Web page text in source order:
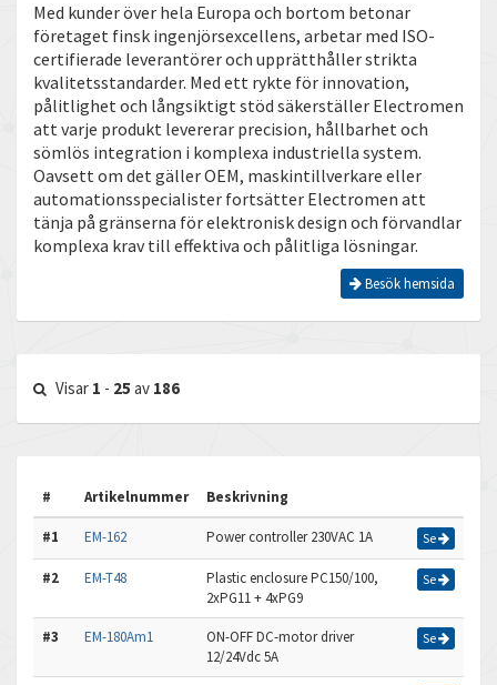
Med kunder över hela Europa och bortom betonar
företaget finsk ingenjörsexcellens, arbetar med ISO-
certifierade leverantörer och upprätthåller strikta
kvalitetsstandarder. Med ett rykte för innovation,
pålitlighet och långsiktigt stöd säkerställer Electromen
att varje produkt levererar precision, hållbarhet och
sömlös integration i komplexa industriella system.
Oavsett om det gäller OEM, maskintillverkare eller
automationsspecialister fortsätter Electromen att
tänja på gränserna för elektronisk design och förvandlar
komplexa krav till effektiva och pålitliga lösningar.
Besök hemsida
Visar 1 - 25 av 186
# Artikelnummer Beskrivning
#1 EM-162 Power controller 230VAC 1A Se
#2 EM-T48
Plastic enclosure PC150/100,
2xPG11 + 4xPG9
Se
#3 EM-180Am1
ON-OFF DC-motor driver
12/24Vdc 5A
Se